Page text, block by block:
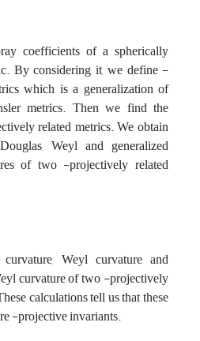
coefficients of a spherically
By considering it, we define -
which is a generalization of
metrics. Then we find the
related metrics. We obtain
Weyl and generalized
of two -projectively related
Weyl curvature and
curvature of two -projectively
calculations tell us that these
-projective invariants.